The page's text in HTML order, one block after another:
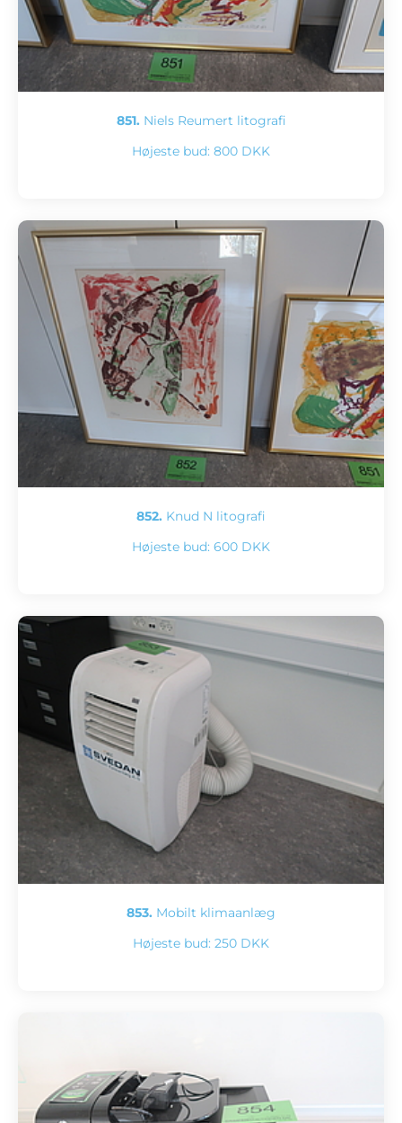
851. Niels Reumert litografi
Højeste bud: 800 DKK
852. Knud N litografi
Højeste bud: 600 DKK
853. Mobilt klimaanlæg
Højeste bud: 250 DKK